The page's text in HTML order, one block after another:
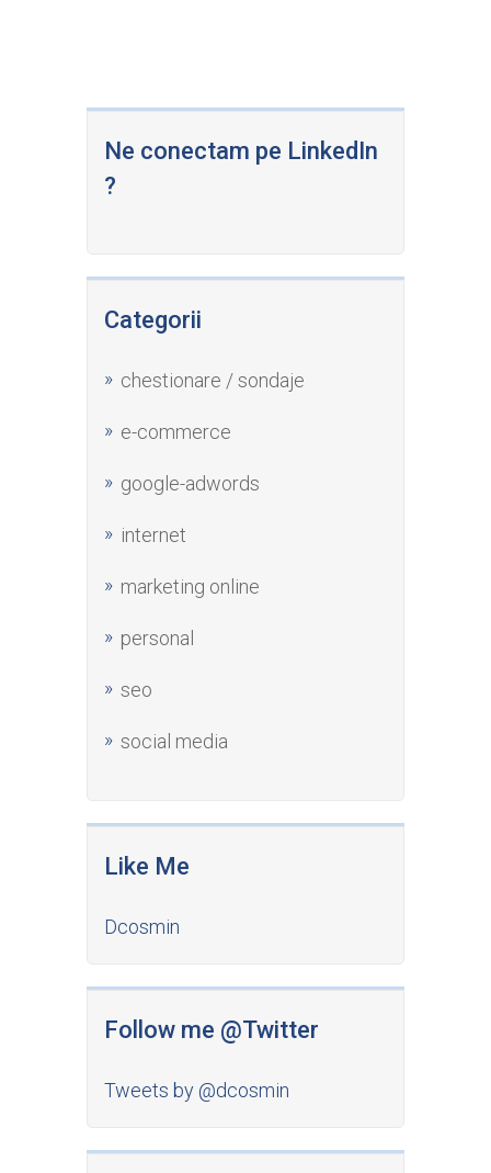
Ne conectam pe LinkedIn
?
Categorii
chestionare / sondaje
e-commerce
google-adwords
internet
marketing online
personal
seo
social media
Like Me
Dcosmin
Follow me @Twitter
Tweets by @dcosmin